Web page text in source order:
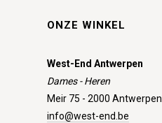
ONZE WINKEL
West-End Antwerpen
Dames - Heren
Meir 75 - 2000 Antwerpen
info@west-end.be